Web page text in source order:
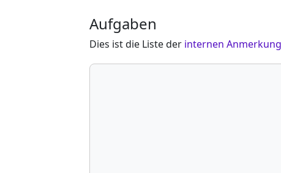
Aufgaben
Dies ist die Liste der internen